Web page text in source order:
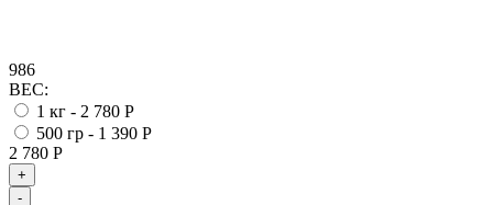
986
ВЕС:
1 кг - 2 780 Р
500 гр - 1 390 Р
2 780 Р
+
-